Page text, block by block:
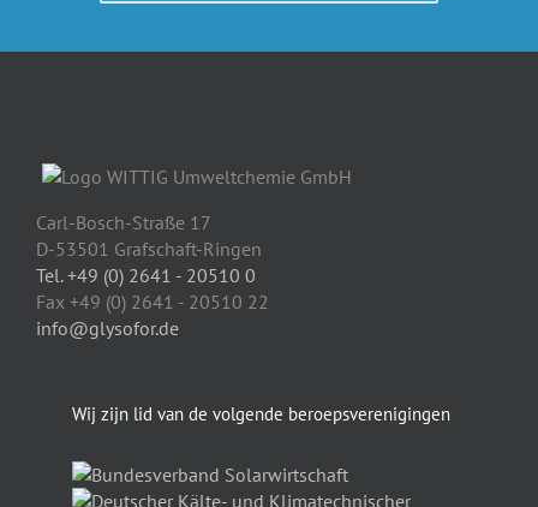
Carl-Bosch-Straße 17
D-53501 Grafschaft-Ringen
Tel. +49 (0) 2641 - 20510 0
Fax +49 (0) 2641 - 20510 22
info@glysofor.de
Wij zijn lid van de volgende beroepsverenigingen